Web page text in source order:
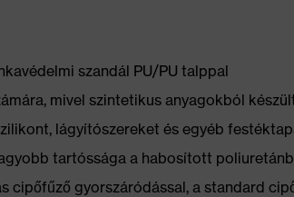
szandál PU/PU talppal
mivel szintetikus anyagokból
lágyítószereket és egyéb
tartóssága a habosított
cipőfűző gyorszáródással, a standard